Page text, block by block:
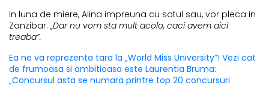
In luna de miere, Alina impreuna cu sotul sau, vor pleca in
Zanzibar. „Dar nu vom sta mult acolo, caci avem aici
treaba”.
Ea ne va reprezenta tara la „World Miss University”! Vezi cat
de frumoasa si ambitioasa este Laurentia Bruma:
„Concursul asta se numara printre top 20 concursuri